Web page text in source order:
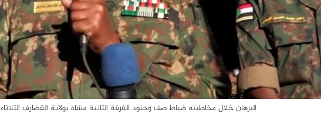
البرهان خلال مخاطبته ضباط صف وجنود الفرقة الثانية مشاة بولاية القضارف الثلاثاء 20 فبراير 2024 : المصدر : سونا